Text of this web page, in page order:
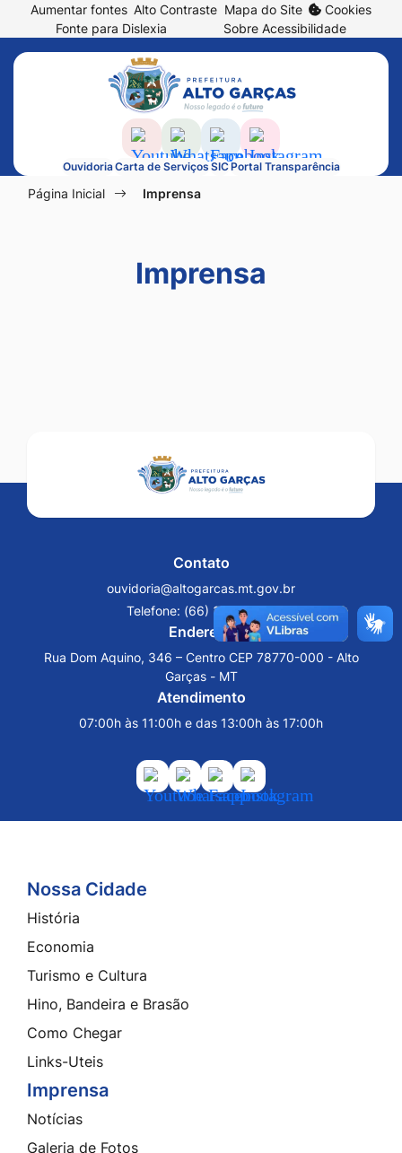
Seção
de
acessibilidade
Ir
para
para
o
[alt+4]
Aumentar fontes Alto Contraste Mapa do Site CookiesAbrir
Fonte para Dislexia Sobre Acessibilidade
Acessar
a
Rede
Youtube
Acessar
a
Rede
Acessar
a
Acessar
a
OuvidoriaCarta de Serviços SICPortal Transparência
Seção
Página Inicial Imprensa
Imprensa
Contato
ouvidoria@altogarcas.mt.gov.br
Telefone: (66) 3471-1155
Endereço
Rua Dom Aquino, 346 – Centro CEP 78770-000 - Alto
Garças - MT
Atendimento
07:00h às 11:00h e das 13:00h às 17:00h
Acessar
a
Youtube
Acessar
a
Acessar
a
Acessar
a
Seção do Rodapé e Contato
Nossa Cidade
História
Economia
Turismo e Cultura
Hino, Bandeira e Brasão
Como Chegar
Links-Uteis
Imprensa
Notícias
Galeria de Fotos